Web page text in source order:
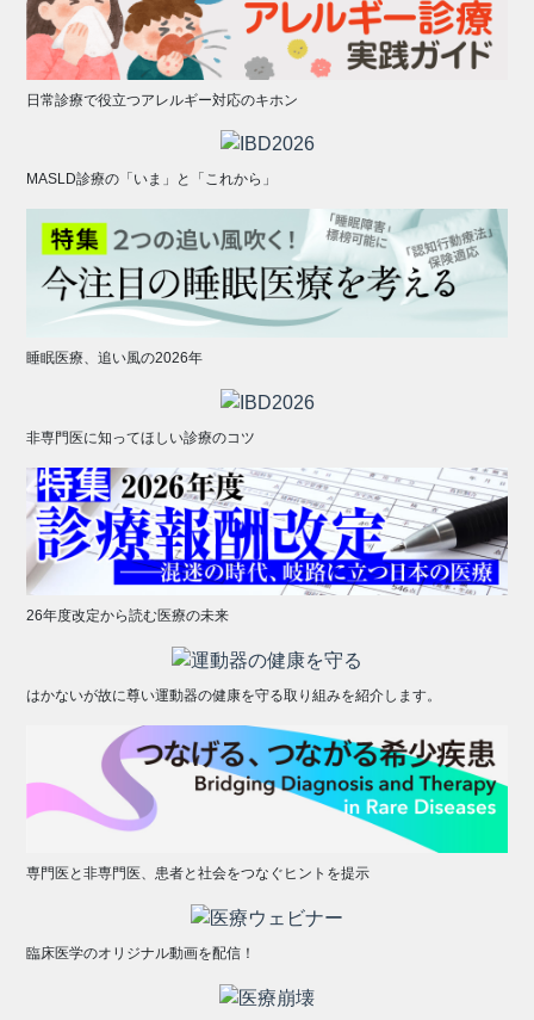
日常診療で役立つアレルギー対応のキホン
MASLD診療の「いま」と「これから」
睡眠医療、追い風の2026年
非専門医に知ってほしい診療のコツ
26年度改定から読む医療の未来
はかないが故に尊い運動器の健康を守る取り組みを紹介します。
専門医と非専門医、患者と社会をつなぐヒントを提示
臨床医学のオリジナル動画を配信！